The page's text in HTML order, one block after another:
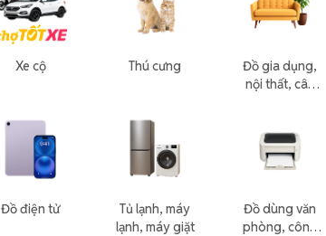
Xe cộ
Đồ điện tử
Thú cưng
Tủ lạnh, máy
lạnh, máy giặt
Đồ gia dụng,
nội thất, cây
Đồ dùng văn
phòng, công